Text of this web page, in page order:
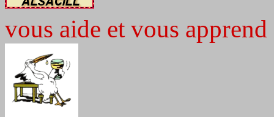
vous aide et vous apprend